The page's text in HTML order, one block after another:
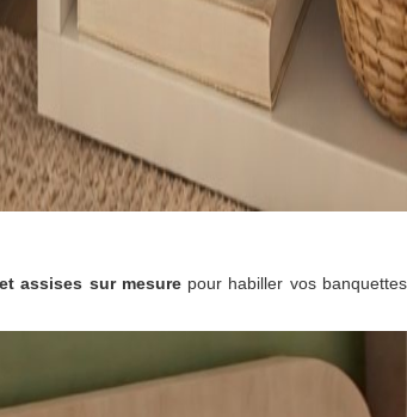
assises sur mesure pour habiller vos